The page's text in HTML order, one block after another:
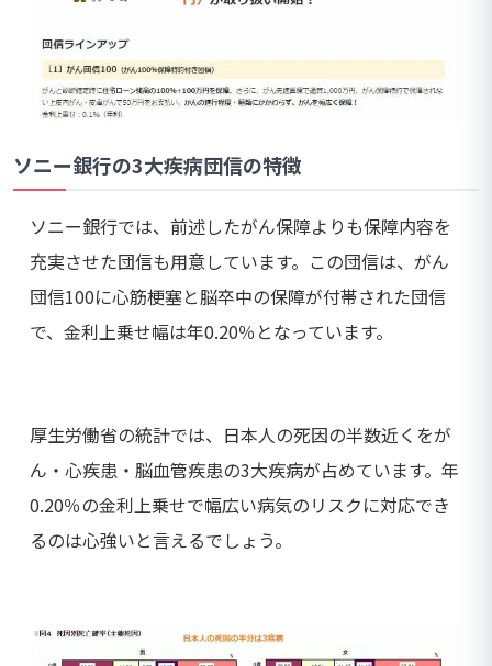
ソニー銀行の3大疾病団信の特徴
ソニー銀行では、前述したがん保障よりも保障内容を
充実させた団信も用意しています。この団信は、がん
団信100に心筋梗塞と脳卒中の保障が付帯された団信
で、金利上乗せ幅は年0.20％となっています。
厚生労働省の統計では、日本人の死因の半数近くをが
ん・心疾患・脳血管疾患の3大疾病が占めています。年
0.20％の金利上乗せで幅広い病気のリスクに対応でき
るのは心強いと言えるでしょう。